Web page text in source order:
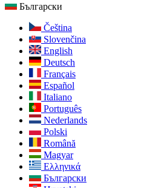
Български
Čeština
Slovenčina
English
Deutsch
Français
Español
Italiano
Português
Nederlands
Polski
Română
Magyar
Ελληνικά
Български